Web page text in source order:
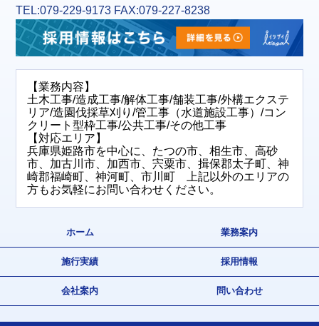
TEL:079-229-9173 FAX:079-227-8238
【業務内容】
土木工事/造成工事/解体工事/舗装工事/外構エクステ
リア/造園伐採草刈り/管工事（水道施設工事）/コン
クリート型枠工事/公共工事/その他工事
【対応エリア】
兵庫県姫路市を中心に、たつの市、相生市、高砂
市、加古川市、加西市、宍粟市、揖保郡太子町、神
崎郡福崎町、神河町、市川町 上記以外のエリアの
方もお気軽にお問い合わせください。
ホーム 業務案内
施行実績 採用情報
会社案内 問い合わせ